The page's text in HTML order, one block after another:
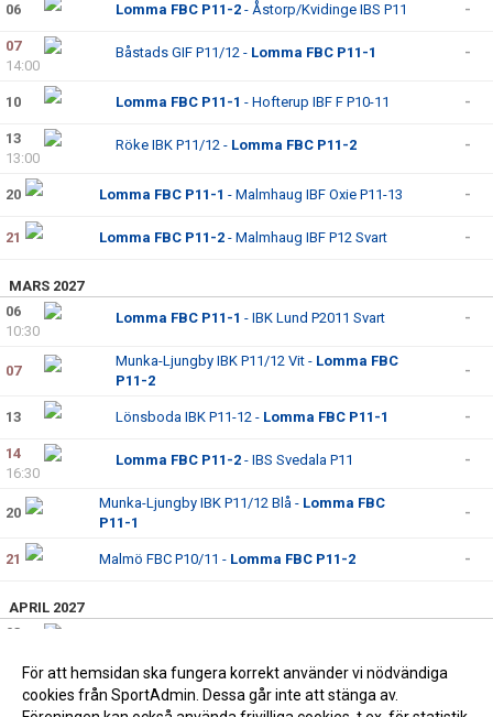
06
Lomma FBC P11-2 - Åstorp/Kvidinge IBS P11 -
07
14:00
Båstads GIF P11/12 - Lomma FBC P11-1 -
10 Lomma FBC P11-1 - Hofterup IBF F P10-11 -
13
13:00
Röke IBK P11/12 - Lomma FBC P11-2 -
20 Lomma FBC P11-1 - Malmhaug IBF Oxie P11-13 -
21 Lomma FBC P11-2 - Malmhaug IBF P12 Svart -
MARS 2027
06
10:30
Lomma FBC P11-1 - IBK Lund P2011 Svart -
07
Munka-Ljungby IBK P11/12 Vit - Lomma FBC
P11-2
-
13 Lönsboda IBK P11-12 - Lomma FBC P11-1 -
14
16:30
Lomma FBC P11-2 - IBS Svedala P11 -
20
Munka-Ljungby IBK P11/12 Blå - Lomma FBC
P11-1
-
21 Malmö FBC P10/11 - Lomma FBC P11-2 -
APRIL 2027
03
14:30
Lomma FBC P11-1- Malmö FBC P10/11
För att hemsidan ska fungera korrekt använder vi nödvändiga
cookies från SportAdmin. Dessa går inte att stänga av.